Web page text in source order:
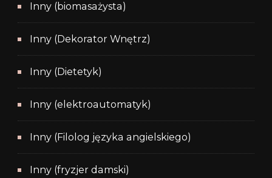
Inny (biomasażysta)
Inny (Dekorator Wnętrz)
Inny (Dietetyk)
Inny (elektroautomatyk)
Inny (Filolog języka angielskiego)
Inny (fryzjer damski)